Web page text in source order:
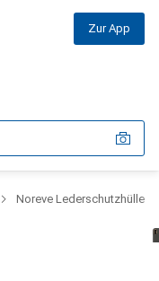
Zur App
Noreve Lederschutzhülle